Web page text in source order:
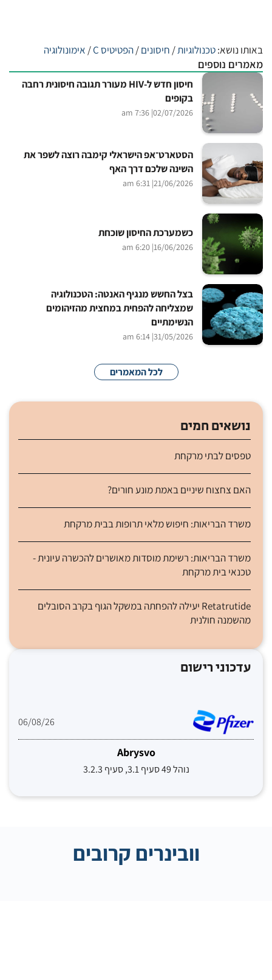
באותו נושא:טכנולוגיות/ חיסונים/הפטיטיס C / אימונולוגיה
מאמרים נוספים
חיסון חדש ל-HIV מעורר תגובה חיסונית רחבה
בקופים
02/07/2026
| 7:36 am
הסטארט־אפ הישראלי קימבה רוצה לשפר את
השינה שלכם דרך האף
21/06/2026
| 6:31 am
כשמערכת החיסון שוכחת
16/06/2026
| 6:20 am
בצל החשש מנגיף האנטה: הטכנולוגיה
שמצליחה להפחית במחצית מהזיהומים
הנשימתיים
31/05/2026
| 6:14 am
לכל המאמרים
נושאים חמים
טפסים לבתי מרקחת
האם צחצוח שיניים באמת מונע חורים?
משרד הבריאות: חיפוש מלאי תרופות בבית מרקחת
משרד הבריאות: רשימת מוסדות מאושרים להכשרה עיונית -
טכנאי בית מרקחת
Retatrutide יעילה להפחתה במשקל הגוף בקרב הסובלים
מהשמנה חולנית
עדכוני רישום
06/08/26
Abrysvo
נוהל 49 סעיף 3.1, סעיף 3.2.3
וובינרים קרובים